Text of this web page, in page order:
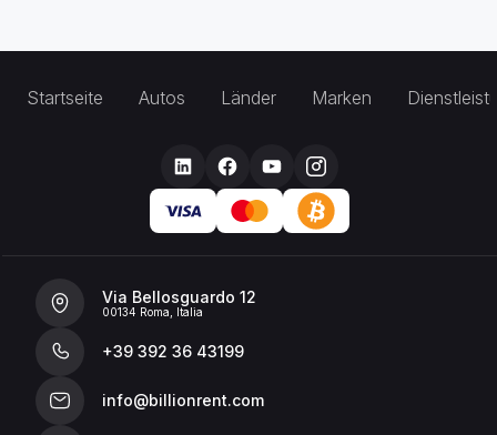
Startseite Autos Länder Marken
Via Bellosguardo 12
00134 Roma, Italia
+39 392 36 43199
info@billionrent.com